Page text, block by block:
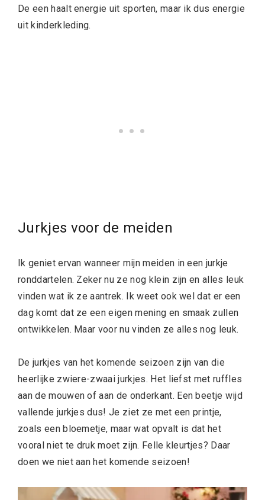
De een haalt energie uit sporten, maar ik dus energie
uit kinderkleding.
Jurkjes voor de meiden
Ik geniet ervan wanneer mijn meiden in een jurkje
ronddartelen. Zeker nu ze nog klein zijn en alles leuk
vinden wat ik ze aantrek. Ik weet ook wel dat er een
dag komt dat ze een eigen mening en smaak zullen
ontwikkelen. Maar voor nu vinden ze alles nog leuk.
De jurkjes van het komende seizoen zijn van die
heerlijke zwiere-zwaai jurkjes. Het liefst met ruffles
aan de mouwen of aan de onderkant. Een beetje wijd
vallende jurkjes dus! Je ziet ze met een printje,
zoals een bloemetje, maar wat opvalt is dat het
vooral niet te druk moet zijn. Felle kleurtjes? Daar
doen we niet aan het komende seizoen!